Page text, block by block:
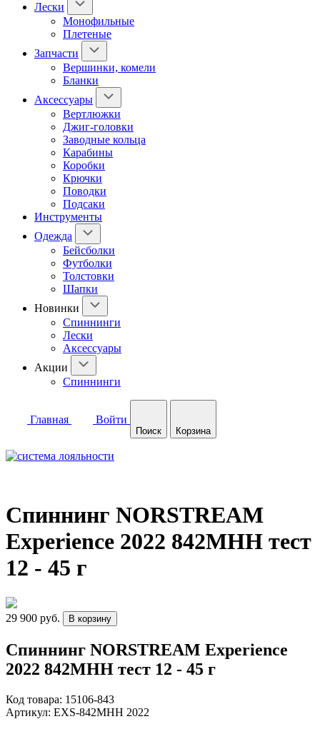
Лески
Монофильные
Плетеные
Запчасти
Вершинки, комели
Бланки
Аксессуары
Вертлюжки
Джиг-головки
Заводные кольца
Карабины
Коробки
Крючки
Поводки
Подсаки
Инструменты
Одежда
Бейсболки
Футболки
Толстовки
Шапки
Новинки
Спиннинги
Лески
Аксессуары
Акции
Спиннинги
Главная Войти
Поиск Корзина
Спиннинг NORSTREAM
Experience 2022 842MHH тест
12 - 45 г
29 900 руб. В корзину
Спиннинг NORSTREAM Experience
2022 842MHH тест 12 - 45 г
Код товара: 15106-843
Артикул: EXS-842MHH 2022